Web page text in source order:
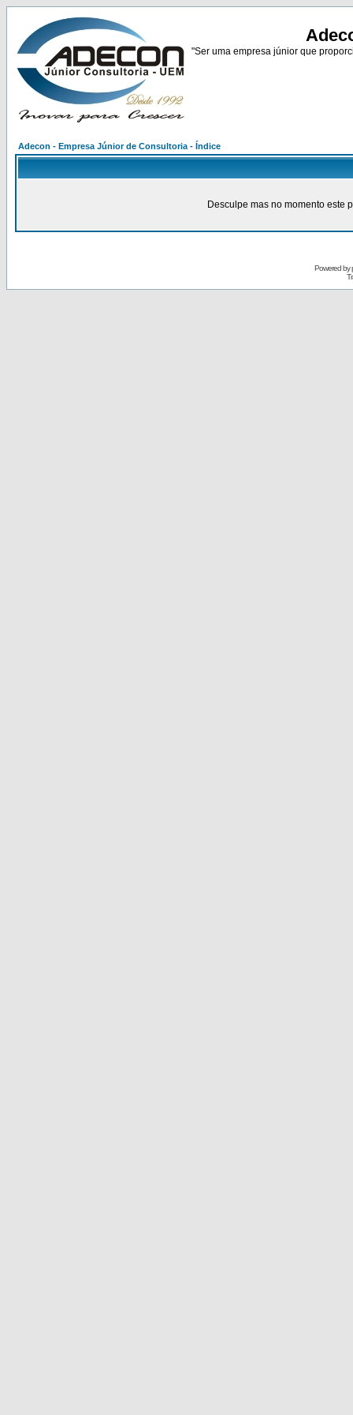
"Ser uma empresa júnior que
Adecon - Empresa Júnior de Consultoria - Índice
Desculpe mas no momento este
Powered by